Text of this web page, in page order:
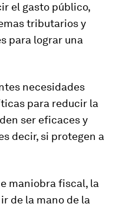
el gasto público,
tributarios y
para lograr una
necesidades
para reducir la
ser eficaces y
decir, si protegen a
maniobra fiscal, la
de la mano de la